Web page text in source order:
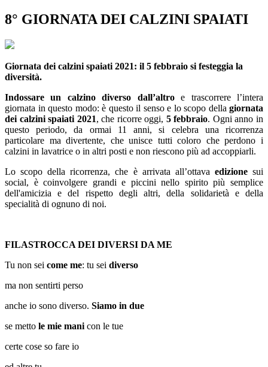
8° GIORNATA DEI CALZINI SPAIATI
Giornata dei calzini spaiati 2021: il 5 febbraio si festeggia la
diversità.
Indossare un calzino diverso dall’altroe trascorrere l’intera
giornata in questo modo: è questo il senso e lo scopo della giornata
dei calzini spaiati 2021, che ricorre oggi, 5 febbraio. Ogni anno in
questo periodo, da ormai 11 anni, si celebra una ricorrenza
particolare ma divertente, che unisce tutti coloro che perdono i
calzini in lavatrice o in altri posti e non riescono più ad accoppiarli.
Lo scopo della ricorrenza, che è arrivata all’ottava edizionesui
social, è coinvolgere grandi e piccini nello spirito più semplice
dell'amicizia e del rispetto degli altri, della solidarietà e della
specialità di ognuno di noi.
FILASTROCCA DEI DIVERSI DA ME
Tu non sei come me: tu sei diverso
ma non sentirti perso
anche io sono diverso. Siamo in due
se metto le mie mani con le tue
certe cose so fare io